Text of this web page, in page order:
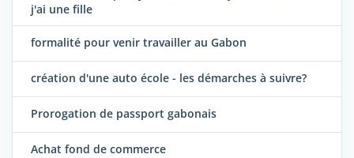
j'ai une fille
formalité pour venir travailler au Gabon
création d'une auto école - les démarches à suivre?
Prorogation de passport gabonais
Achat fond de commerce